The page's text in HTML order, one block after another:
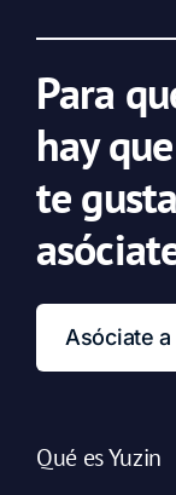
Para
hay
te
Asóciate
Qué es Yuzin